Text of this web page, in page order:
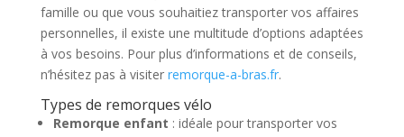
famille ou que vous souhaitiez transporter vos affaires
personnelles, il existe une multitude d’options adaptées
à vos besoins. Pour plus d’informations et de conseils,
n’hésitez pas à visiter remorque-a-bras.fr.
Types de remorques vélo
Remorque enfant : idéale pour transporter vos